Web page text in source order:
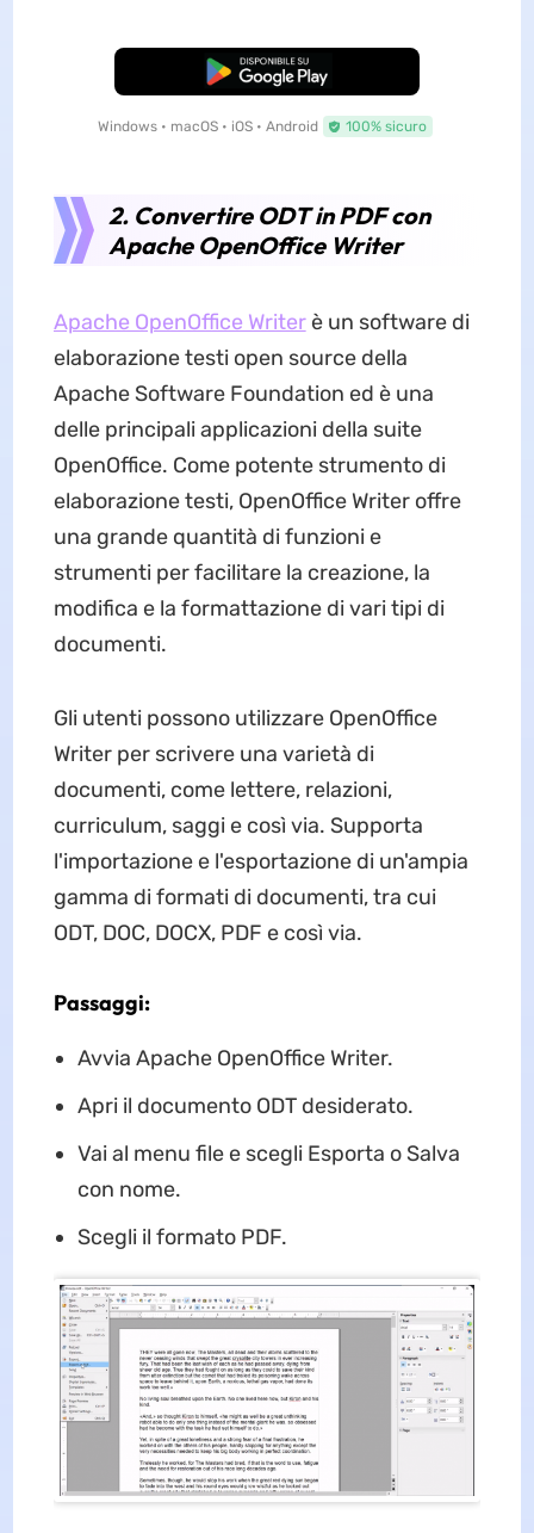
Download Gratis
Windows • macOS • iOS • Android 100% sicuro
2. Convertire ODT in PDF con
Apache OpenOffice Writer
Apache OpenOffice Writerè un software di
elaborazione testi open source della
Apache Software Foundation ed è una
delle principali applicazioni della suite
OpenOffice. Come potente strumento di
elaborazione testi, OpenOffice Writer offre
una grande quantità di funzioni e
strumenti per facilitare la creazione, la
modifica e la formattazione di vari tipi di
documenti.
Gli utenti possono utilizzare OpenOffice
Writer per scrivere una varietà di
documenti, come lettere, relazioni,
curriculum, saggi e così via. Supporta
l'importazione e l'esportazione di un'ampia
gamma di formati di documenti, tra cui
ODT, DOC, DOCX, PDF e così via.
Passaggi:
Avvia Apache OpenOffice Writer.
Apri il documento ODT desiderato.
Vai al menu file e scegli Esporta o Salva
con nome.
Scegli il formato PDF.